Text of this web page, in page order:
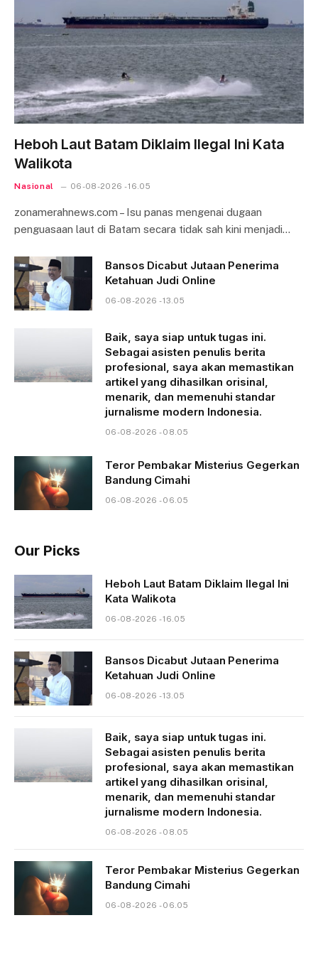
Heboh Laut Batam Diklaim Ilegal Ini Kata
Walikota
Nasional 06-08-2026 - 16.05
zonamerahnews.com – Isu panas mengenai dugaan
penguasaan laut di Batam secara tidak sah kini menjadi…
Bansos Dicabut Jutaan Penerima
Ketahuan Judi Online
06-08-2026 - 13.05
Baik, saya siap untuk tugas ini.
Sebagai asisten penulis berita
profesional, saya akan memastikan
artikel yang dihasilkan orisinal,
menarik, dan memenuhi standar
jurnalisme modern Indonesia.
06-08-2026 - 08.05
Teror Pembakar Misterius Gegerkan
Bandung Cimahi
06-08-2026 - 06.05
Our Picks
Heboh Laut Batam Diklaim Ilegal Ini
Kata Walikota
06-08-2026 - 16.05
Bansos Dicabut Jutaan Penerima
Ketahuan Judi Online
06-08-2026 - 13.05
Baik, saya siap untuk tugas ini.
Sebagai asisten penulis berita
profesional, saya akan memastikan
artikel yang dihasilkan orisinal,
menarik, dan memenuhi standar
jurnalisme modern Indonesia.
06-08-2026 - 08.05
Teror Pembakar Misterius Gegerkan
Bandung Cimahi
06-08-2026 - 06.05